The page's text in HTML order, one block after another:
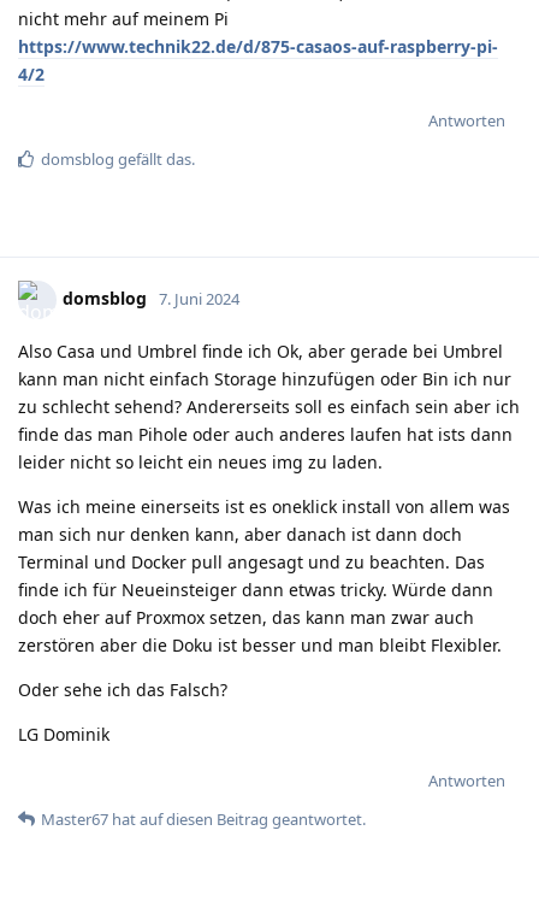
nicht mehr auf meinem Pi
https://www.technik22.de/d/875-casaos-auf-raspberry-pi-
4/2
Antworten
domsblog gefällt das.
domsblog 7. Juni 2024
Also Casa und Umbrel finde ich Ok, aber gerade bei Umbrel
kann man nicht einfach Storage hinzufügen oder Bin ich nur
zu schlecht sehend? Andererseits soll es einfach sein aber ich
finde das man Pihole oder auch anderes laufen hat ists dann
leider nicht so leicht ein neues img zu laden.
Was ich meine einerseits ist es oneklick install von allem was
man sich nur denken kann, aber danach ist dann doch
Terminal und Docker pull angesagt und zu beachten. Das
finde ich für Neueinsteiger dann etwas tricky. Würde dann
doch eher auf Proxmox setzen, das kann man zwar auch
zerstören aber die Doku ist besser und man bleibt Flexibler.
Oder sehe ich das Falsch?
LG Dominik
Antworten
Master67 hatauf diesen Beitrag geantwortet.